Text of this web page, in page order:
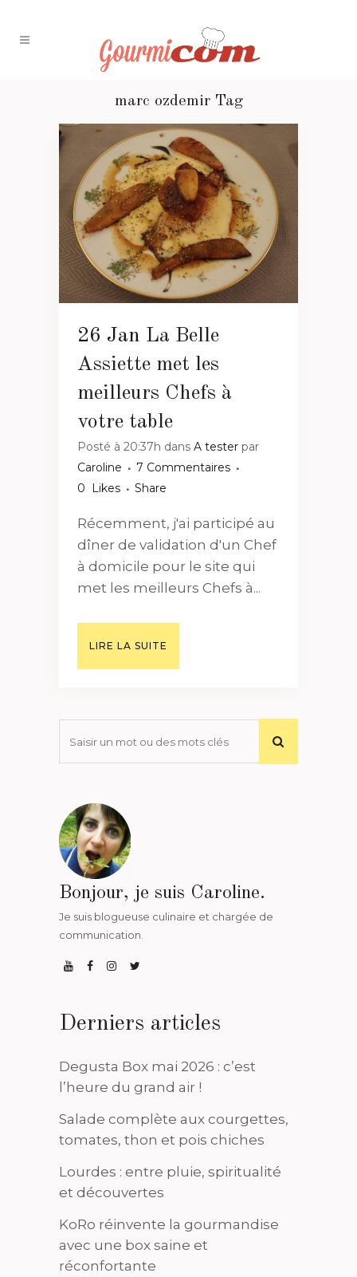
marc ozdemir Tag
26 Jan La Belle
Assiette met les
meilleurs Chefs à
votre table
Posté à 20:37h dans A tester par
Caroline
7 Commentaires
0
Likes Share
Récemment, j'ai participé au
dîner de validation d'un Chef
à domicile pour le site qui
met les meilleurs Chefs à...
LIRE LA SUITE
Bonjour, je suis Caroline.
Je suis blogueuse culinaire et chargée de
communication.
Derniers articles
Degusta Box mai 2026 : c’est
l’heure du grand air !
Salade complète aux courgettes,
tomates, thon et pois chiches
Lourdes : entre pluie, spiritualité
et découvertes
KoRo réinvente la gourmandise
avec une box saine et
réconfortante